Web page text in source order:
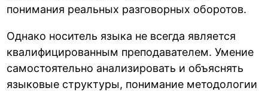
понимания реальных разговорных оборотов.
Однако носитель языка не всегда является
квалифицированным преподавателем. Умение
самостоятельно анализировать и объяснять
языковые структуры, понимание методологии